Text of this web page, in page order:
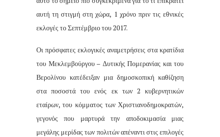
αυτή τη στιγμή στη χώρα, 1 χρόνο πριν τις εθνικές
εκλογές το Σεπτέμβριο του 2017.
Οι πρόσφατες εκλογικές αναμετρήσεις στα κρατίδια
του Μεκλεμβούργου – Δυτικής Πομερανίας και του
Βερολίνου κατέδειξαν μια δημοσκοπική καθίζηση
στα ποσοστά του ενός εκ των 2 κυβερνητικών
εταίρων, του κόμματος των Χριστιανοδημοκρατών,
γεγονός που μαρτυρά την αποδοκιμασία μιας
μεγάλης μερίδας των πολιτών απέναντι στις επιλογές